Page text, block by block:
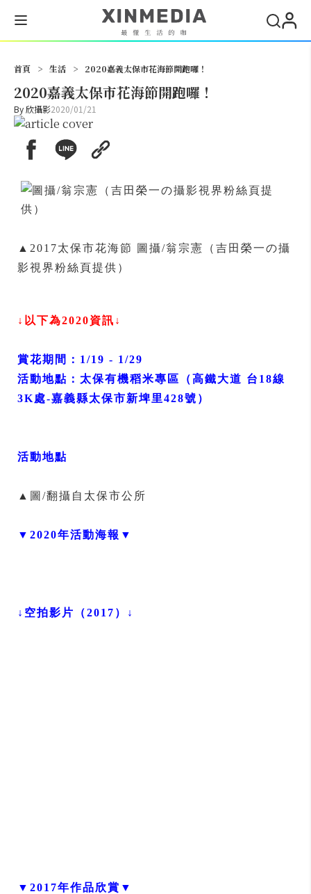
首頁 > 生活 > 2020嘉義太保市花海節開跑囉！
2020嘉義太保市花海節開跑囉！
By欣攝影2020/01/21
▲2017太保市花海節 圖攝/翁宗憲（吉田榮一の攝
影視界粉絲頁提供）
↓以下為2020資訊↓
賞花期間：1/19 - 1/29
活動地點：太保有機稻米專區（高鐵大道 台18線
3K處-嘉義縣太保市新埤里428號）
活動地點
▲圖/翻攝自太保市公所
▼2020年活動海報▼
↓空拍影片（2017）↓
▼2017年作品欣賞▼